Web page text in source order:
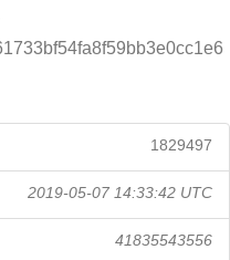
1829497
2019-05-07 14:33:42 UTC
41835543556